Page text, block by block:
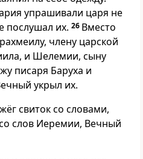
упрашивали царя не
послушал их. 26 Вместо
члену царской
и Шелемии, сыну
писаря Баруха и
укрыл их.
свиток со словами,
слов Иеремии, Вечный